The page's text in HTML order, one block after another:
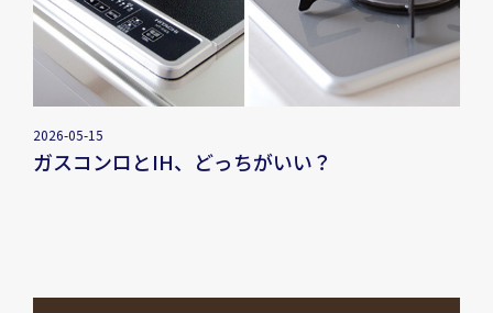
2026-05-15
ガスコンロとIH、どっちがいい？